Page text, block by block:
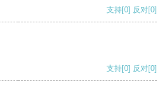
支持[0] 反对[0]
支持[0] 反对[0]